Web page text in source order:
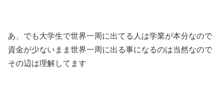
あ、でも大学生で世界一周に出てる人は学業が本分なので
資金が少ないまま世界一周に出る事になるのは当然なので
その辺は理解してます